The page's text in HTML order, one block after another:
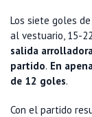
Los siete goles
al vestuario, 15-
salida
partido. En
de 12 goles.
Con el partido